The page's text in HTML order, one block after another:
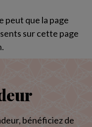
peut que la page
sur cette page
bénéficiez de